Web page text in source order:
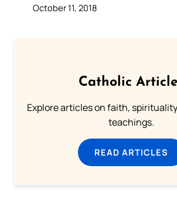
October 11, 2018
Catholic
Explore articles on faith,
teachings.
READ ARTICLES